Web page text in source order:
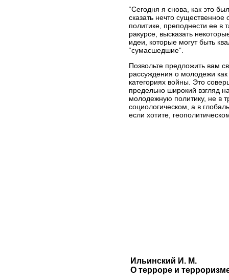
“Сегодня я снова, как это
сказать нечто
политике, преподнести ее в
ракурсе, высказать
идеи, которые могут быть
“сумасшедшие”.
Позвольте предложить вам
рассуждения о молодежи
категориях войны. Это
предельно широкий взгляд
молодежную политику, не в
социологическом, а в
если хотите,
Ильинский И. М.
О терроре и